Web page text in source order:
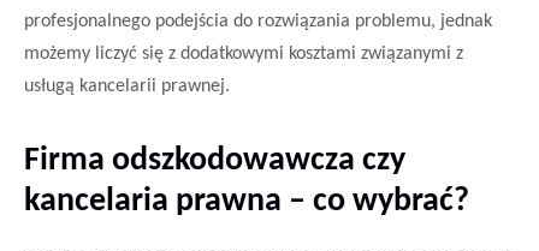
profesjonalnego podejścia do rozwiązania problemu, jednak
możemy liczyć się z dodatkowymi kosztami związanymi z
usługą kancelarii prawnej.
Firma odszkodowawcza czy
kancelaria prawna – co wybrać?